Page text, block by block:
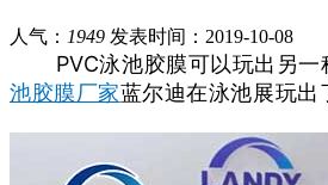
人气： 1949 发表时间： 2019-10-08
PVC泳池胶膜可以玩出另一
池胶膜厂家蓝尔迪在泳池展玩出